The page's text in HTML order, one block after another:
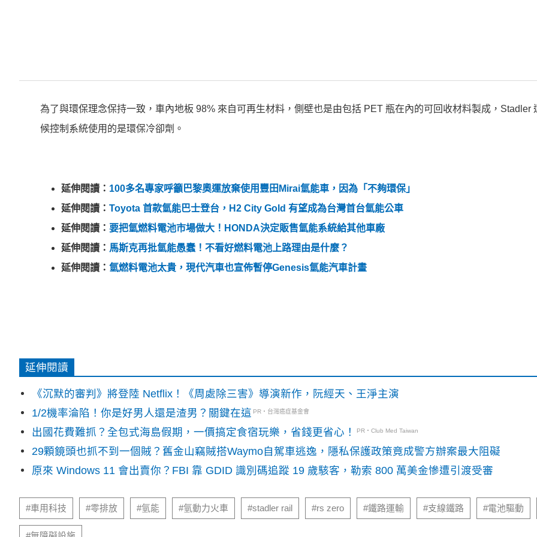
為了與環保理念保持一致，車內地板 98% 來自可再生材料，側壁也是由包括 PET 瓶在內的可回收材料製成，Stadler
候控制系統使用的是環保冷卻劑。
延伸閱讀： 100多名專家呼籲巴黎奧運放棄使用豐田Mirai氫能車，因為「不夠環保」
延伸閱讀： Toyota 首款氫能巴士登台，H2 City Gold 有望成為台灣首台氫能公車
延伸閱讀： 要把氫燃料電池市場做大！HONDA決定販售氫能系統給其他車廠
延伸閱讀： 馬斯克再批氫能愚蠢！不看好燃料電池上路理由是什麼？
延伸閱讀： 氫燃料電池太貴，現代汽車也宣佈暫停Genesis氫能汽車計畫
延伸閱讀
《沉默的審判》將登陸 Netflix！《周處除三害》導演新作，阮經天、王淨主演
1/2機率淪陷！你是好男人還是渣男？關鍵在這 PR・台灣癌症基金會
出國花費難抓？全包式海島假期，一價搞定食宿玩樂，省錢更省心！ PR・Club Med Taiwan
29顆鏡頭也抓不到一個賊？舊金山竊賊搭Waymo自駕車逃逸，隱私保護政策竟成警方辦案最大阻礙
原來 Windows 11 會出賣你？FBI 靠 GDID 識別碼追蹤 19 歲駭客，勒索 800 萬美金慘遭引渡受審
#車用科技 #零排放 #氫能 #氫動力火車 #stadler rail #rs zero #鐵路運輸 #支線鐵路 #電池驅動